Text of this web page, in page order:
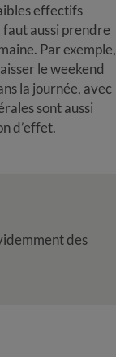
effectifs
faut aussi prendre
Par exemple,
le weekend
la journée, avec
sont aussi
d’effet.
des